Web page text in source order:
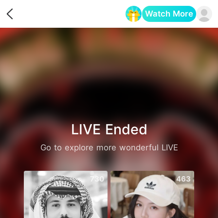
Watch More
LIVE Ended
Go to explore more wonderful LIVE
730 463
Opens in a new tab